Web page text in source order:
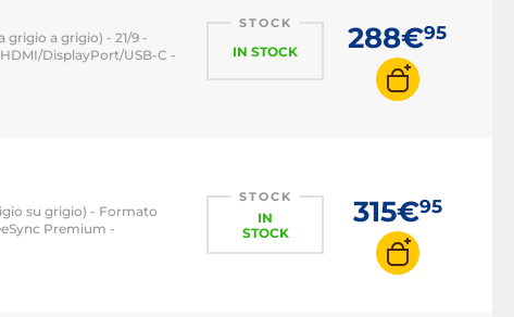
Monitor PC 360 Hz
grigio a grigio) - 21/9 -
DisplayPort/USB-C -
STOCK
IN STOCK 288€95
su grigio) - Formato
Premium -
STOCK
IN
STOCK
315€95